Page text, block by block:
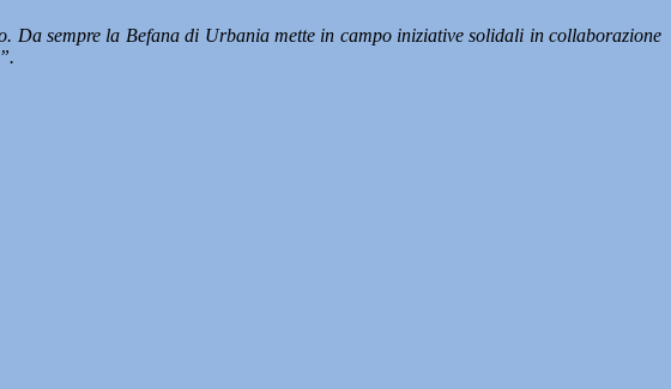
Da sempre la Befana di Urbania mette in campo iniziative solidali in collaborazione